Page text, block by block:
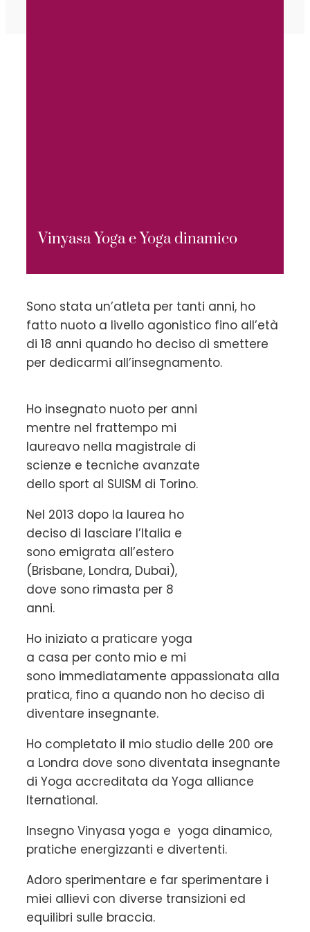
Vinyasa Yoga e Yoga dinamico
Sono stata un’atleta per tanti anni, ho
fatto nuoto a livello agonistico fino all’età
di 18 anni quando ho deciso di smettere
per dedicarmi all’insegnamento.
Ho insegnato nuoto per anni
mentre nel frattempo mi
laureavo nella magistrale di
scienze e tecniche avanzate
dello sport al SUISM di Torino.
Nel 2013 dopo la laurea ho
deciso di lasciare l’Italia e
sono emigrata all’estero
(Brisbane, Londra, Dubai),
dove sono rimasta per 8
anni.
Ho iniziato a praticare yoga
a casa per conto mio e mi
sono immediatamente appassionata alla
pratica, fino a quando non ho deciso di
diventare insegnante.
Ho completato il mio studio delle 200 ore
a Londra dove sono diventata insegnante
di Yoga accreditata da Yoga alliance
Iternational.
Insegno Vinyasa yoga e yoga dinamico,
pratiche energizzanti e divertenti.
Adoro sperimentare e far sperimentare i
miei allievi con diverse transizioni ed
equilibri sulle braccia.